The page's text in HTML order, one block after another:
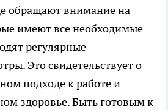
обращают внимание на
имеют все необходимые
регулярные
Это свидетельствует о
подходе к работе и
здоровье. Быть готовым к